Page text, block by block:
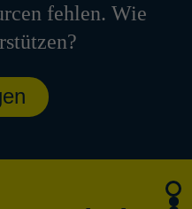
fehlen. Wie